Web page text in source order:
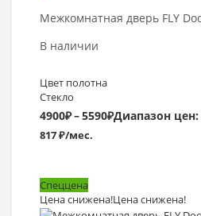
Межкомнатная дверь FLY
В наличии
Цвет полотна
Стекло
4900₽–5590₽Диапазон цен:
817 ₽/мес.
Спеццена
Цена снижена!Цена снижена!
Выбрать